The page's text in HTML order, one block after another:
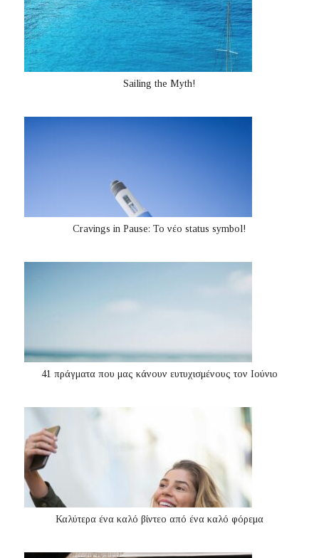
Sailing the Myth!
Cravings in Pause: Το νέο status symbol!
41 πράγματα που μας κάνουν ευτυχισμένους τον Ιούνιο
Καλύτερα ένα καλό βίντεο από ένα καλό φόρεμα